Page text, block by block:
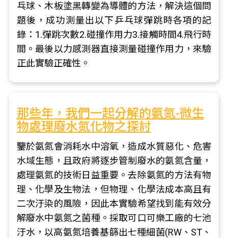
乓球、木板塗黑轉變為導體的方法，解決這個問
題後，成功測量出以下乒乓球彈跳時各項的記
錄：1.彈跳次數2.碰撞作用力3.接觸時間4.飛行時
間。最後以力感測器直接測量碰撞作用力，來驗
正此實驗正確性。
那些年，我們一起分解的氨氮-微生
物處理廢水氮化物之探討
鑒於氨氮會消耗水中溶氧，造成水質惡化、危害
水域生態，且政府將逐步管制廢水的氨氮含量，
處理氨氮的技術日益重要。去除氨氮的方法有物
理、化學及生物法，但物理、化學法成本高且有
二次汙染的風險，因此本實驗希望找到能有效分
解廢水中氨氮之菌種。採取可口可樂工廠的七池
汙水，以高氨氮培養基篩出七種細菌(RW、ST、